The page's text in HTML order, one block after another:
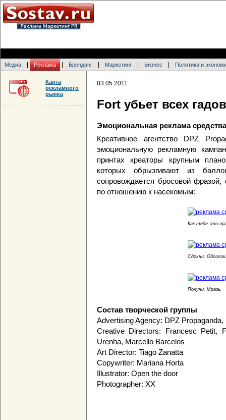
Медиа Реклама Брендинг Маркетинг Бизнес Политика и
03.05.2011
Fort убьет всех гадов
Эмоциональная реклама
Креативное агентство DPZ
эмоциональную рекламную
принтах креаторы крупным
которых обрызгивают из
сопровождается бросовой
по отношению к насекомым:
Как тебе это
Сдохни. Обсосок.
Получи. Мразь.
Состав творческой группы
Advertising Agency: DPZ Propaganda,
Creative Directors: Francesc Petit,
Urenha, Marcello Barcelos
Art Director: Tiago Zanatta
Copywriter: Mariana Horta
Illustrator: Open the door
Photographer: XX
Карта
рекламного
рынка